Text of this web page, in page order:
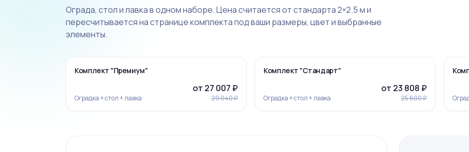
Ограда, стол и лавка в одном наборе. Цена считается от стандарта 2×2.5 м и
пересчитывается на странице комплекта под ваши размеры, цвет и выбранные
элементы.
-7%
Комплект "Премиум"
Оградка + стол + лавка
от 27 007 ₽
29 040 ₽
-7%
Комплект "Стандарт"
Оградка + стол + лавка
от 23 808 ₽
25 600 ₽
-5%